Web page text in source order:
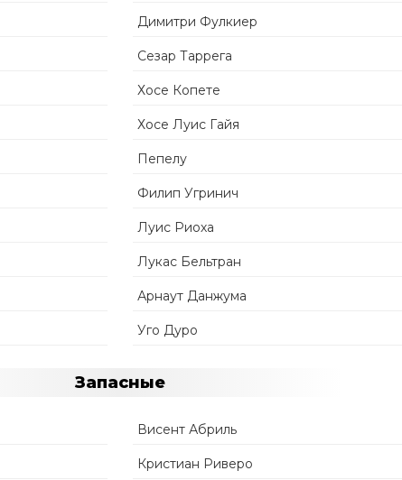
Димитри Фулкиер
Сезар Таррега
Хосе Копете
Хосе Луис Гайя
Пепелу
Филип Угринич
Луис Риоха
Лукас Бельтран
Арнаут Данжума
Уго Дуро
Запасные
Висент Абриль
Кристиан Риверо